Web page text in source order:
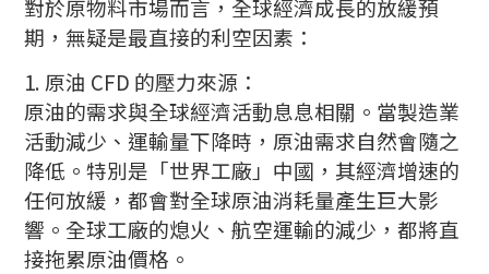
對於原物料市場而言，全球經濟成長的放緩預
期，無疑是最直接的利空因素：
1. 原油 CFD 的壓力來源：
原油的需求與全球經濟活動息息相關。當製造業
活動減少、運輸量下降時，原油需求自然會隨之
降低。特別是「世界工廠」中國，其經濟增速的
任何放緩，都會對全球原油消耗量產生巨大影
響。全球工廠的熄火、航空運輸的減少，都將直
接拖累原油價格。